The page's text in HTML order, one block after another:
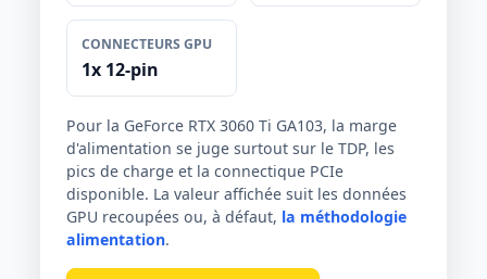
CONNECTEURS GPU
1x 12-pin
Pour la GeForce RTX 3060 Ti GA103, la marge
d'alimentation se juge surtout sur le TDP, les
pics de charge et la connectique PCIe
disponible. La valeur affichée suit les données
GPU recoupées ou, à défaut, la méthodologie
alimentation.